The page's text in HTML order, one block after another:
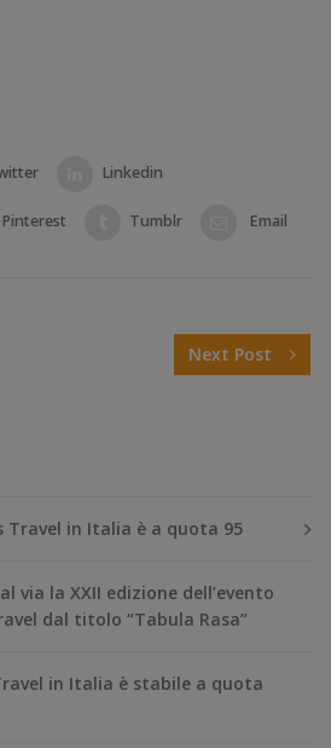
Linkedin
Pinterest Tumblr Email
Next Post
Travel in Italia è a quota 95
via la XXII edizione dell’evento
dal titolo “Tabula Rasa”
in Italia è stabile a quota